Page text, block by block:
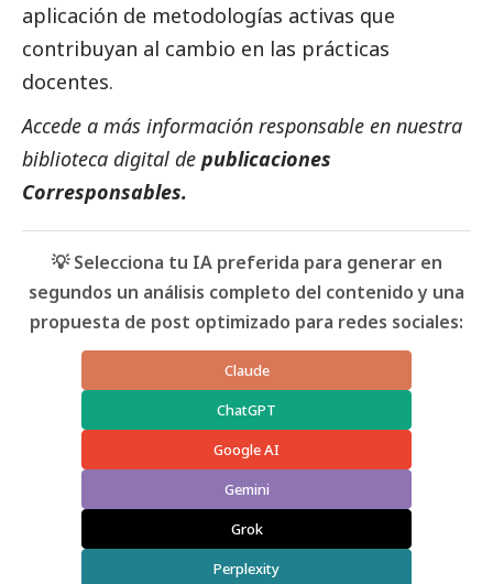
aplicación de metodologías activas que
contribuyan al cambio en las prácticas
docentes.
Accede a más información responsable en nuestra
biblioteca digital de publicaciones
Corresponsables.
💡 Selecciona tu IA preferida para generar en
segundos un análisis completo del contenido y una
propuesta de post optimizado para redes sociales:
Claude
ChatGPT
Google AI
Gemini
Grok
Perplexity